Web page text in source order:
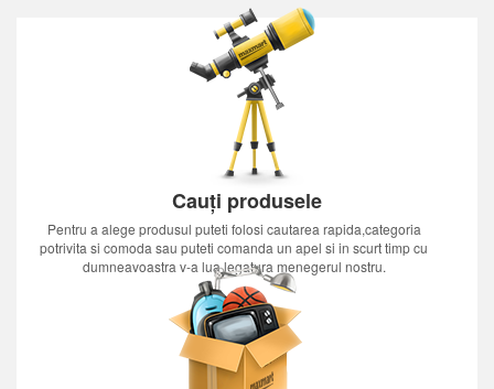
Cauți produsele
Pentru a alege produsul puteti folosi cautarea rapida,categoria
potrivita si comoda sau puteti comanda un apel si in scurt timp cu
dumneavoastra v-a lua legatura menegerul nostru.